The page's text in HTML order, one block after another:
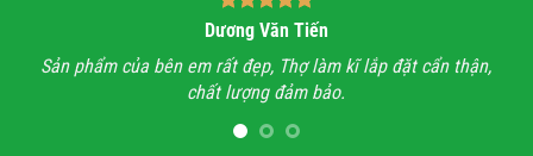
Dương Văn Tiến
Sản phẩm của bên em rất đẹp, Thợ làm kĩ lắp đặt cẩn thận,
chất lượng đảm bảo.